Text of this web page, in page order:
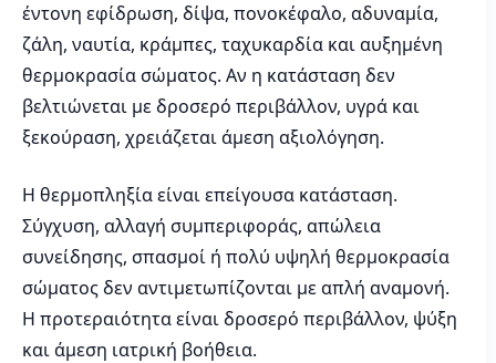
έντονη εφίδρωση, δίψα, πονοκέφαλο, αδυναμία,
ζάλη, ναυτία, κράμπες, ταχυκαρδία και αυξημένη
θερμοκρασία σώματος. Αν η κατάσταση δεν
βελτιώνεται με δροσερό περιβάλλον, υγρά και
ξεκούραση, χρειάζεται άμεση αξιολόγηση.
Η θερμοπληξία είναι επείγουσα κατάσταση.
Σύγχυση, αλλαγή συμπεριφοράς, απώλεια
συνείδησης, σπασμοί ή πολύ υψηλή θερμοκρασία
σώματος δεν αντιμετωπίζονται με απλή αναμονή.
Η προτεραιότητα είναι δροσερό περιβάλλον, ψύξη
και άμεση ιατρική βοήθεια.